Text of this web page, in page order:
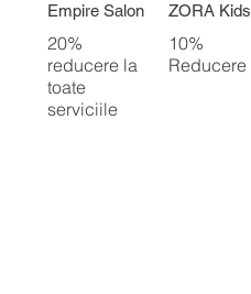
Empire Salon
20%
reducere la
toate
serviciile
ZORA Kids
10%
Reducere